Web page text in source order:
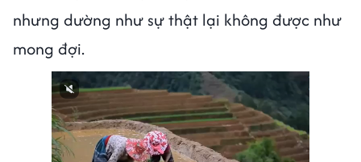
nhưng dường như sự thật lại không được như
mong đợi.